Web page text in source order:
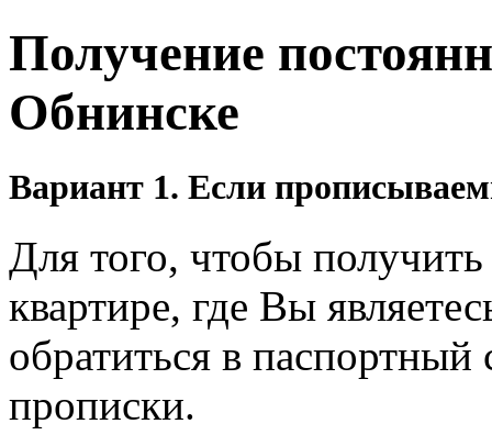
Получение
Обнинске
Вариант 1. Если
Для того, чтобы
квартире, где Вы
обратиться в
прописки.